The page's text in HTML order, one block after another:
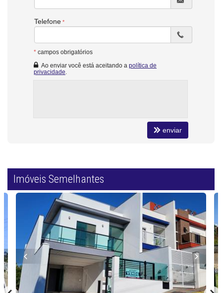
Telefone
* campos obrigatórios
Ao enviar você está aceitando a política de
privacidade
enviar
Imóveis Semelhantes